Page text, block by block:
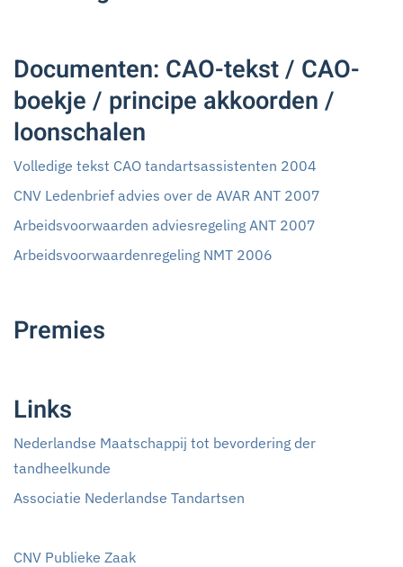
Documenten: CAO-tekst / CAO-
boekje / principe akkoorden /
loonschalen
Volledige tekst CAO tandartsassistenten 2004
CNV Ledenbrief advies over de AVAR ANT 2007
Arbeidsvoorwaarden adviesregeling ANT 2007
Arbeidsvoorwaardenregeling NMT 2006
Premies
Links
Nederlandse Maatschappij tot bevordering der
tandheelkunde
Associatie Nederlandse Tandartsen
CNV Publieke Zaak